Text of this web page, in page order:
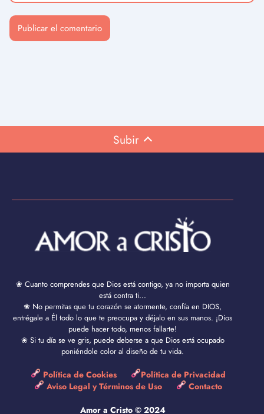
Subir
❀ Cuanto comprendes que Dios está contigo, ya no importa quien
está contra ti...
❀ No permitas que tu corazón se atormente, confía en DIOS,
entrégale a Él todo lo que te preocupa y déjalo en sus manos. ¡Dios
puede hacer todo, menos fallarte!
❀ Si tu día se ve gris, puede deberse a que Dios está ocupado
poniéndole color al diseño de tu vida.
Política de Cookies
Política de Privacidad
Aviso Legal y Términos de Uso
Contacto
Amor a Cristo © 2024